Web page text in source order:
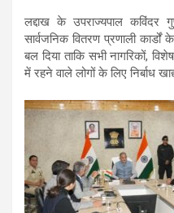
लद्दाख के उपराज्यपाल कविंदर
सार्वजनिक वितरण प्रणाली
बल दिया ताकि सभी नागरिकों,
में रहने वाले लोगों के लिए निर्बाध